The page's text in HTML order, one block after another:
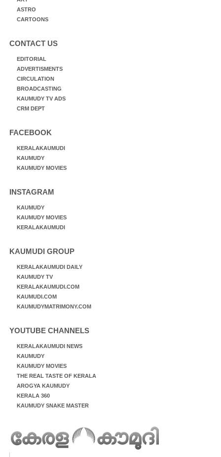
ASTRO
CARTOONS
CONTACT US
EDITORIAL
ADVERTISMENTS
CIRCULATION
BROADCASTING
KAUMUDY TV ADS
CRM DEPT
FACEBOOK
KERALAKAUMUDI
KAUMUDY
KAUMUDY MOVIES
INSTAGRAM
KAUMUDY
KAUMUDY MOVIES
KERALAKAUMUDI
KAUMUDI GROUP
KERALAKAUMUDI DAILY
KAUMUDY TV
KERALAKAUMUDI.COM
KAUMUDI.COM
KAUMUDYMATRIMONY.COM
YOUTUBE CHANNELS
KERALAKAUMUDI NEWS
KAUMUDY
KAUMUDY MOVIES
THE REAL TASTE OF KERALA
AROGYA KAUMUDY
KERALA 360
KAUMUDY SNAKE MASTER